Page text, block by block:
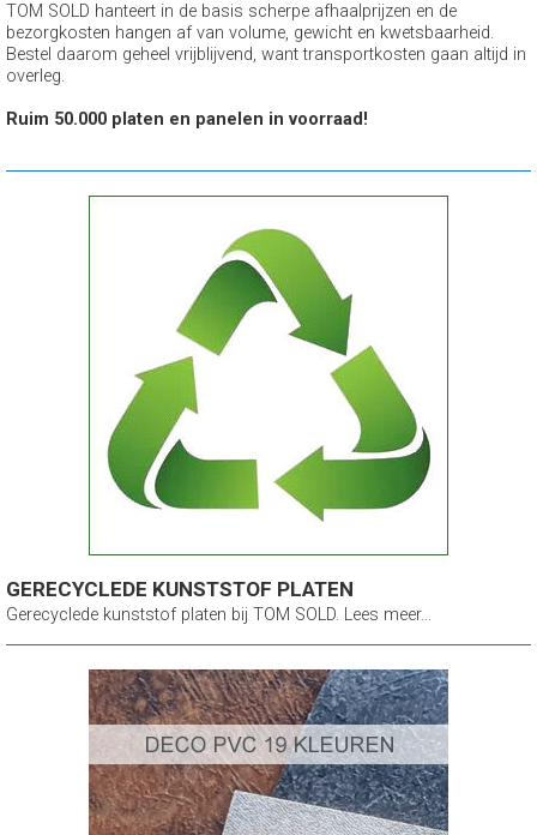
TOM SOLD hanteert in de basis scherpe afhaalprijzen en de
bezorgkosten hangen af van volume, gewicht en kwetsbaarheid.
Bestel daarom geheel vrijblijvend, want transportkosten gaan altijd in
overleg.
Ruim 50.000 platen en panelen in voorraad!
GERECYCLEDE KUNSTSTOF PLATEN
Gerecyclede kunststof platen bij TOM SOLD. Lees meer...